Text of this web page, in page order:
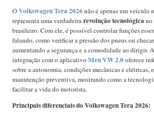
O Volkswagen Tera 2026não é apenas um veículo
representa uma verdadeirarevolução tecnológicano
brasileiro. Com ele, é possível controlar funções
falando, como verificar a pressão dos pneus ou
aumentando a segurança e a comodidade ao dirigir.
integração com o aplicativoMeu VW 2.0oferece
sobre a autonomia, condições mecânicas e elétricas,
manutenção preventiva, mostrando como a
facilitar a vida do motorista.
Principais diferenciais do Volkswagen Tera 2026: